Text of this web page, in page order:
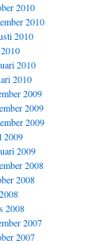
2010
2010
2010
2010
2010
2009
2009
2009
2009
2009
2008
2008
2008
2007
2007